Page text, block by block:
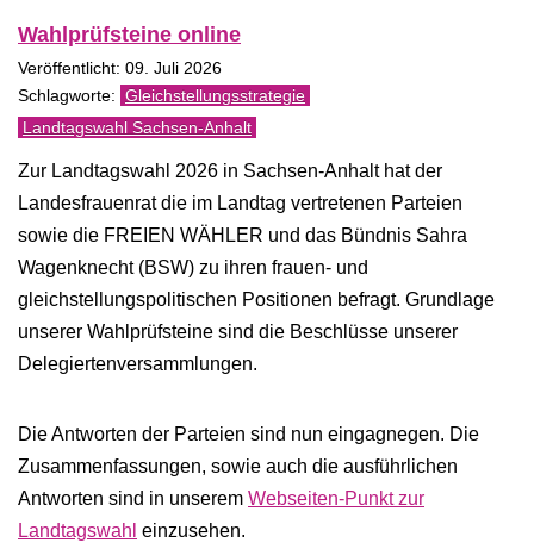
Wahlprüfsteine online
Veröffentlicht: 09. Juli 2026
Gleichstellungsstrategie
Landtagswahl Sachsen-Anhalt
Zur Landtagswahl 2026 in Sachsen-Anhalt hat der
Landesfrauenrat die im Landtag vertretenen Parteien
sowie die FREIEN WÄHLER und das Bündnis Sahra
Wagenknecht (BSW) zu ihren frauen- und
gleichstellungspolitischen Positionen befragt. Grundlage
unserer Wahlprüfsteine sind die Beschlüsse unserer
Delegiertenversammlungen.
Die Antworten der Parteien sind nun eingagnegen. Die
Zusammenfassungen, sowie auch die ausführlichen
Antworten sind in unserem Webseiten-Punkt zur
Landtagswahl einzusehen.